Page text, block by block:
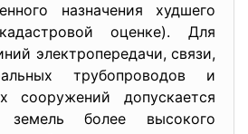
назначения худшего
оценке). Для
электропередачи, связи,
трубопроводов и
сооружений допускается
земель более высокого